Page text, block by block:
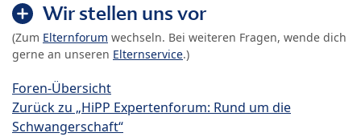
Wir stellen uns vor
(Zum Elternforum wechseln. Bei weiteren Fragen, wende dich
gerne an unseren Elternservice.)
Foren-Übersicht
Zurück zu „HiPP Expertenforum: Rund um die
Schwangerschaft“